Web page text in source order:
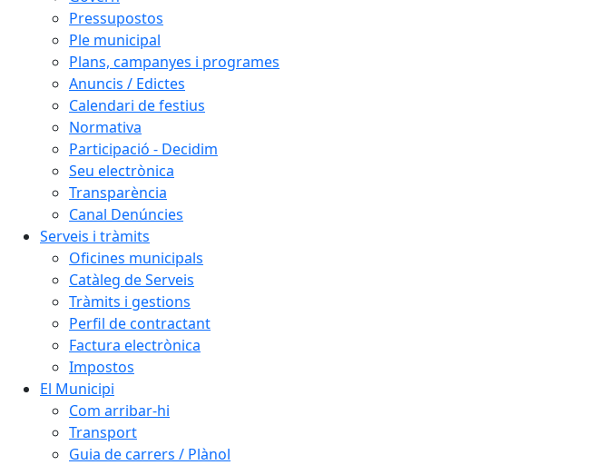
Pressupostos
Ple municipal
Plans, campanyes i programes
Anuncis / Edictes
Calendari de festius
Normativa
Participació - Decidim
Seu electrònica
Transparència
Canal Denúncies
Serveis i tràmits
Oficines municipals
Catàleg de Serveis
Tràmits i gestions
Perfil de contractant
Factura electrònica
Impostos
El Municipi
Com arribar-hi
Transport
Guia de carrers / Plànol